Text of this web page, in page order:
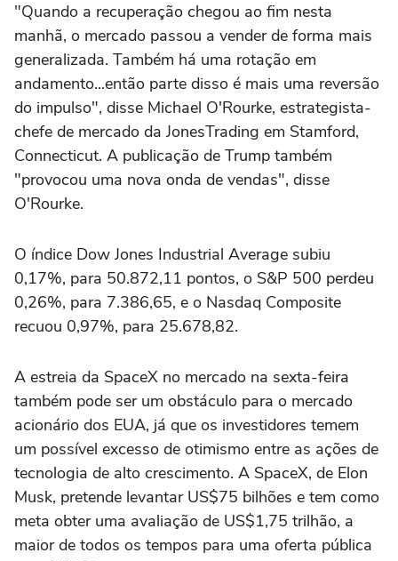
"Quando a recuperação chegou ⁠ao fim nesta
⁠manhã, o mercado passou a vender de forma mais
generalizada. Também há uma rotação ⁠em
andamento...então parte disso é mais ‌uma reversão
do impulso", disse ‌Michael O'Rourke, estrategista-
chefe de mercado da JonesTrading em Stamford,
Connecticut. A publicação de Trump também
"provocou uma nova onda de vendas", disse
O'Rourke.
O índice Dow Jones Industrial Average subiu
0,17%, para 50.872,11 pontos, o S&P ⁠500 perdeu
0,26%, para 7.386,65, e o Nasdaq Composite
recuou 0,97%, para 25.678,82.
A estreia da SpaceX no mercado na sexta-feira
também pode ser um obstáculo para o mercado
acionário dos EUA, já que os investidores temem
um possível excesso de otimismo entre ‌as ações de
tecnologia de alto crescimento. A SpaceX, de Elon
Musk, pretende levantar US$75 bilhões e tem como
meta obter uma avaliação de ⁠US$1,75 trilhão, a
maior de todos os tempos para uma oferta pública